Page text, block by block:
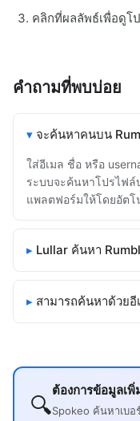
คลิกที่ผลลัพธ์เพื่อดูโ
คำถามที่พบบ่อย
จะค้นหาคนบน
ใส่อีเมล ชื่อ หรือ
ระบบจะค้นหาโปรไฟล์
แพลตฟอร์มให้โดยอัตโ
Lullar ค้นหา
สามารถค้นหาด้วย
🔍
ต้องการข้อมูลเ
Spokeo ค้นหาเบ